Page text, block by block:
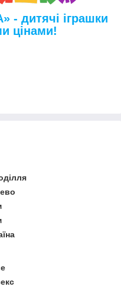
- дитячі іграшки
цінами!